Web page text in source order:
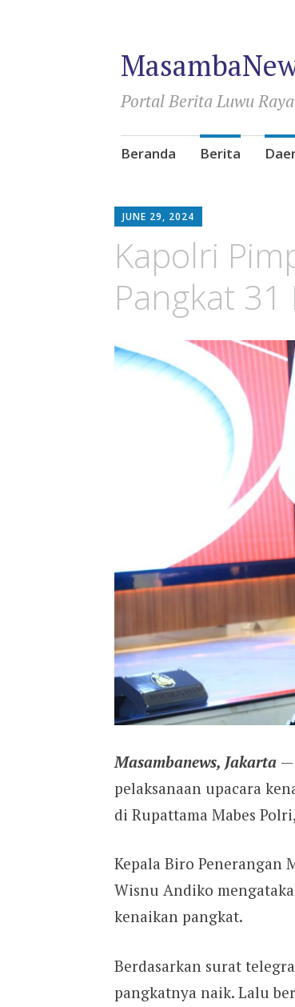
Portal Berita Luwu Raya
Skip
Beranda Berita
JUNE 29, 2024
Kapolri
Pangkat 31
Masambanews, Jakarta —
pelaksanaan upacara
di Rupattama Mabes
Kepala Biro Penerangan
Wisnu Andiko
kenaikan pangkat.
Berdasarkan surat
pangkatnya naik. Lalu